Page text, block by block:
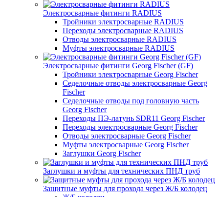
Электросварные фитинги RADIUS
Тройники электросварные RADIUS
Переходы электросварные RADIUS
Отводы электросварные RADIUS
Муфты электросварные RADIUS
Электросварные фитинги Georg Fischer (GF)
Тройники электросварные Georg Fischer
Седелочные отводы электросварные Georg
Fischer
Седелочные отводы под головную часть
Georg Fischer
Переходы ПЭ-латунь SDR11 Georg Fischer
Переходы электросварные Georg Fischer
Отводы электросварные Georg Fischer
Муфты электросварные Georg Fischer
Заглушки Georg Fischer
Заглушки и муфты для технических ПНД труб
Защитные муфты для прохода через Ж/Б колодец